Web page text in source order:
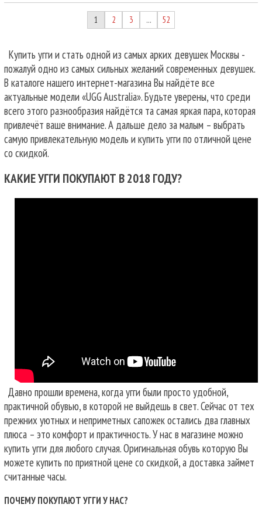
1 2 3 … 52
Купить угги и стать одной из самых арких девушек Москвы -
пожалуй одно из самых сильных желаний современных девушек.
В каталоге нашего интернет-магазина Вы найдёте все
актуальные модели «UGG Australia». Будьте уверены, что среди
всего этого разнообразия найдётся та самая яркая пара, которая
привлечёт ваше внимание. А дальше дело за малым – выбрать
самую привлекательную модель и купить угги по отличной цене
со скидкой.
КАКИЕ УГГИ ПОКУПАЮТ В 2018 ГОДУ?
Давно прошли времена, когда угги были просто удобной,
практичной обувью, в которой не выйдешь в свет. Сейчас от тех
прежних уютных и неприметных сапожек остались два главных
плюса – это комфорт и практичность. У нас в магазине можно
купить угги для любого случая.Оригинальная обувь которую Вы
можете купить по приятной цене со скидкой, а доставка займет
считанные часы.
ПОЧЕМУ ПОКУПАЮТ УГГИ У НАС?